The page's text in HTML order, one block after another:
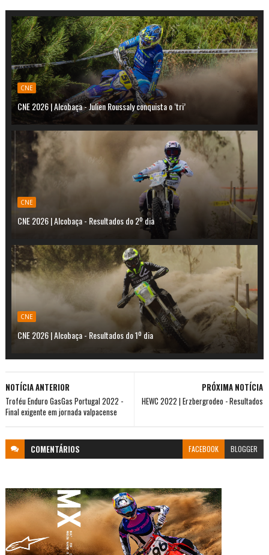
CNE
CNE 2026 | Alcobaça - Julien Roussaly conquista o ‘tri’
CNE
CNE 2026 | Alcobaça - Resultados do 2º dia
CNE
CNE 2026 | Alcobaça - Resultados do 1º dia
PRÓXIMA NOTÍCIA
HEWC 2022 | Erzbergrodeo - Resultados
NOTÍCIA ANTERIOR
Troféu Enduro GasGas Portugal 2022 -
Final exigente em jornada valpacense
COMENTÁRIOS FACEBOOK BLOGGER